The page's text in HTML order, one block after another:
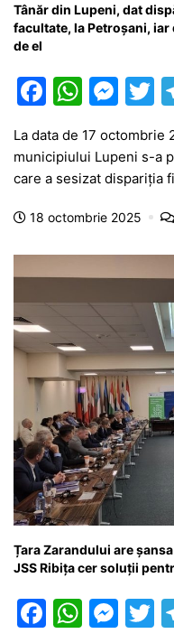
Tânăr din Lupeni, dat
facultate, la Petroșani,
de el
F
c
e
b
o
o
W
at
s
A
p
p
M
s
s
e
g
T
La data de 17 octombrie
municipiului Lupeni s-a
care a sesizat dispariția
18 octombrie 2025
Țara Zarandului are
JSS Ribița cer soluții
F
W M T